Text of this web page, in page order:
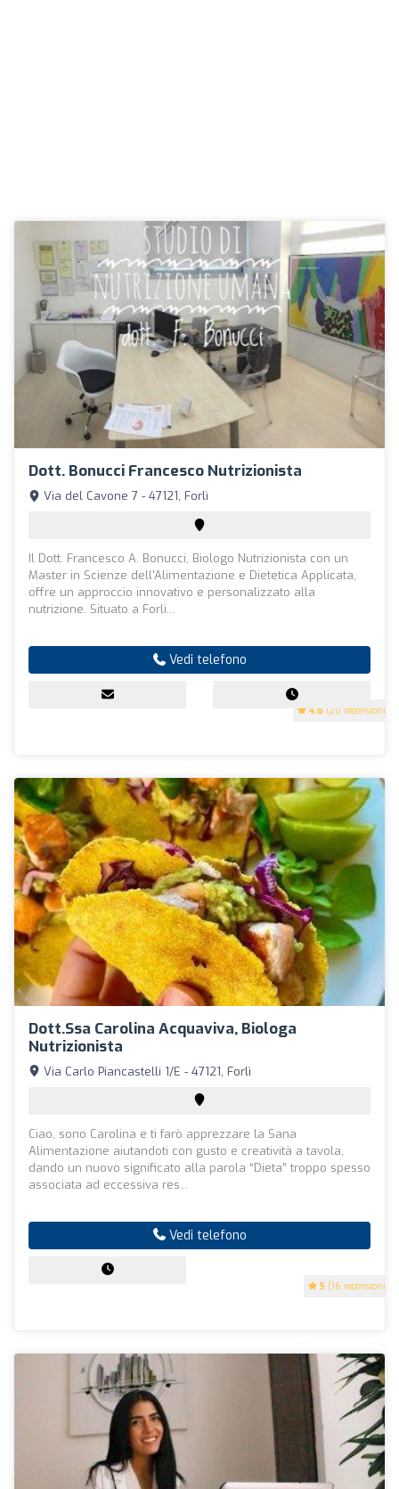
Dott. Bonucci Francesco Nutrizionista
4.8 (20 recensioni)
Via del Cavone 7 - 47121, Forlì
Il Dott. Francesco A. Bonucci, Biologo Nutrizionista con un
Master in Scienze dell'Alimentazione e Dietetica Applicata,
offre un approccio innovativo e personalizzato alla
nutrizione. Situato a Forlì...
Vedi telefono
Dott.ssa Carolina Acquaviva, Biologa
Nutrizionista
5 (16 recensioni)
Via Carlo Piancastelli 1/E - 47121, Forlì
Ciao, sono Carolina e ti farò apprezzare la Sana
Alimentazione aiutandoti con gusto e creatività a tavola,
dando un nuovo significato alla parola “Dieta” troppo spesso
associata ad eccessiva res...
Vedi telefono